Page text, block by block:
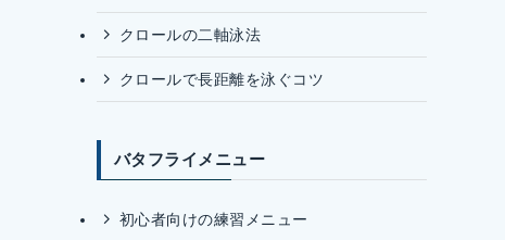
クロールの二軸泳法
クロールで長距離を泳ぐコツ
バタフライメニュー
初心者向けの練習メニュー